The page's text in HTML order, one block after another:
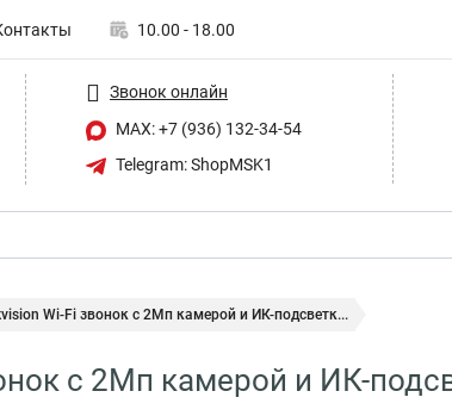
10.00 - 18.00
Звонок онлайн
MAX: +7 (936) 132-34-54
Telegram: ShopMSK1
Wi-Fi звонок с 2Мп камерой и ИК-подсветк...
с 2Мп камерой и ИК-